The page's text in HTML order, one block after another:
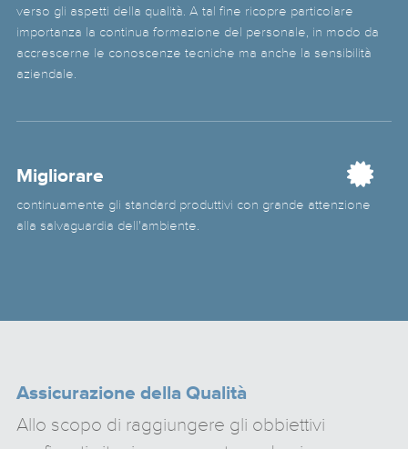
verso gli aspetti della qualità. A tal fine ricopre particolare
importanza la continua formazione del personale, in modo da
accrescerne le conoscenze tecniche ma anche la sensibilità
aziendale.
Migliorare
continuamente gli standard produttivi con grande attenzione
alla salvaguardia dell'ambiente.
Assicurazione della Qualità
Allo scopo di raggiungere gli obbiettivi